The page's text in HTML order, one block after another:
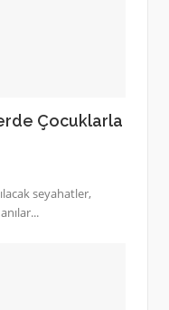
Çocuklarla
seyahatler,